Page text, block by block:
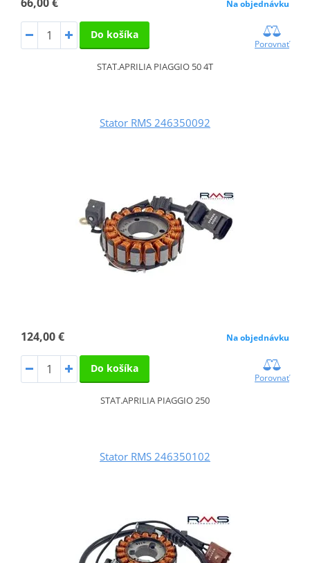
Na objednávku
Do košíka
Porovnať
STAT.APRILIA PIAGGIO 50 4T
Stator RMS 246350092
124,00 € Na objednávku
Do košíka
Porovnať
STAT.APRILIA PIAGGIO 250
Stator RMS 246350102